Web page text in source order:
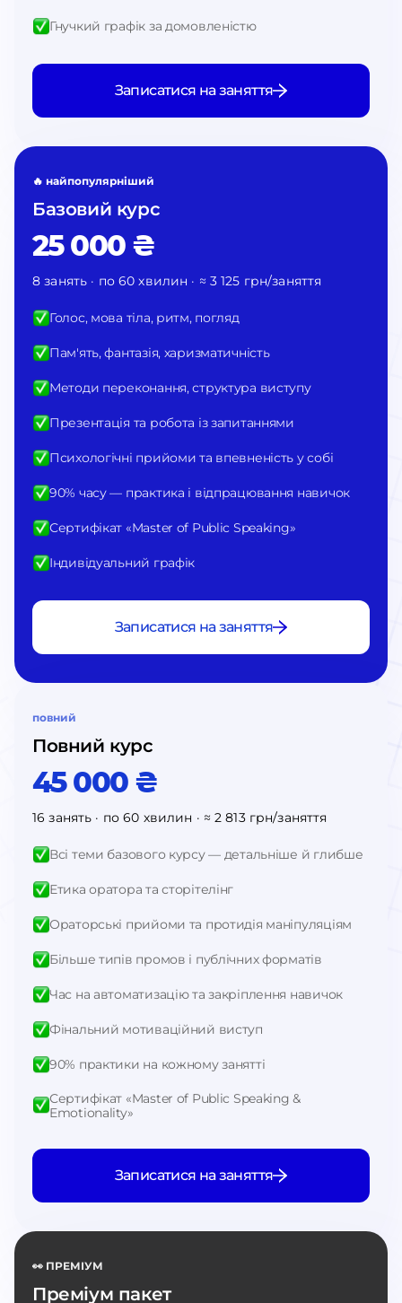
Гнучкий графік за домовленістю
Записатися на заняття
🔥 найпопулярніший
Базовий курс
25 000 ₴
8 занять · по 60 хвилин · ≈ 3 125 грн/заняття
Голос, мова тіла, ритм, погляд
Пам'ять, фантазія, харизматичність
Методи переконання, структура виступу
Презентація та робота із запитаннями
Психологічні прийоми та впевненість у собі
90% часу — практика і відпрацювання навичок
Сертифікат «Master of Public Speaking»
Індивідуальний графік
Записатися на заняття
повний
Повний курс
45 000 ₴
16 занять · по 60 хвилин · ≈ 2 813 грн/заняття
Всі теми базового курсу — детальніше й глибше
Етика оратора та сторітелінг
Ораторські прийоми та протидія маніпуляціям
Більше типів промов і публічних форматів
Час на автоматизацію та закріплення навичок
Фінальний мотиваційний виступ
90% практики на кожному занятті
Сертифікат «Master of Public Speaking &
Emotionality»
Записатися на заняття
👀 ПРЕМІУМ
Преміум пакет